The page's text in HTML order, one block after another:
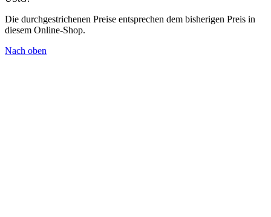
Die durchgestrichenen Preise entsprechen dem bisherigen Preis in
diesem Online-Shop.
Nach oben